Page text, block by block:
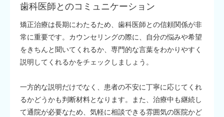
歯科医師とのコミュニケーション
矯正治療は長期にわたるため、歯科医師との信頼関係が非
常に重要です。カウンセリングの際に、自分の悩みや希望
をきちんと聞いてくれるか、専門的な言葉をわかりやすく
説明してくれるかをチェックしましょう。
一方的な説明だけでなく、患者の不安に丁寧に応じてくれ
るかどうかも判断材料となります。また、治療中も継続し
て通院が必要なため、気軽に相談できる雰囲気の医院かど